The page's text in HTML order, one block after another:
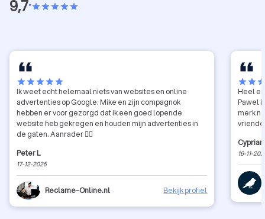
9,7•starstarstarstarstar
starstarstarstarstar
Ik weet echt helemaal niets van websites en online
advertenties op Google. Mike en zijn compagnok
hebben er voor gezorgd dat ik een goed lopende
website heb gekregen en houden mijn advertenties in
de gaten. Aanrader 👍🏻
Peter L
17-12-2025
Reclame-Online.nl Bekijk profiel
starstar
Heel
Pawel
merk
Cyprian
16-11-